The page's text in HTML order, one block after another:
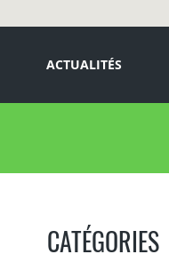
ACTUALITÉS
CATÉGORIES